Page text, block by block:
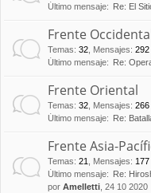
Último mensaje:
Re: El
Frente
Temas: 32 Mensajes: 292
Último mensaje:
Re:
Frente Oriental
Temas: 32 Mensajes: 266
Último mensaje:
Re:
Frente Asia-
Temas: 21 Mensajes: 177
Último mensaje:
Re:
por Amelletti , 24 10 2020